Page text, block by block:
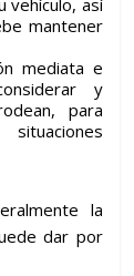
vehículo, así
mantener
mediata e
y
para
la
dar por